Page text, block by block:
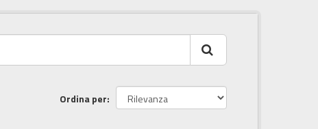
Ordina per